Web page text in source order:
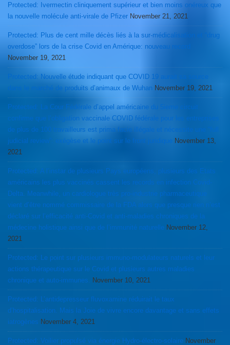
Protected: Ivermectin cliniquement supérieur et bien moins onéreux que
la nouvelle molécule anti-virale de Pfizer November 21, 2021
Protected: Plus de cent mille décès liés à la sur-médicalisation et “drug
overdose” lors de la crise Covid en Amérique: nouveau record
November 19, 2021
Protected: Nouvelle étude indiquant que COVID 19 aurait sa source
dans le marché de produits d’animaux de Wuhan November 19, 2021
Protected: La Cour Fédérale d’appel américaine du 5ieme circuit
confirme que l’obligation vaccinale COVID fédérale pour les entreprises
de plus de 100 travailleurs est prima facie illégale et nécessite une “full
judicial review”: exégèse et le point sur le front juridique
November 13,
2021
Protected: A l’instar de plusieurs Pays européens, plusieurs des Etats
américains les plus vaccinés cassent les records en infection Covid-
Delta. Meanwhile, un cardiologue très pro-industrie pharmaceutique
vient d’être nommé commissaire de la FDA alors que presque rien n’est
déclaré sur l’efficacité anti-Covid et anti-maladies chroniques de la
médecine holistique ainsi que de l’immunité naturelle November 12,
2021
Protected: Le point sur plusieurs immuno-modulateurs naturels et leur
actions thérapeutique sur le Covid et plusieurs autres maladies
chronique et auto-immunes.
November 10, 2021
Protected: L’antidepresseur fluvoxamine réduirait le taux
d’hospitalisation. Mais la Joie de vivre encore davantage et sans effets
iatrogènes November 4, 2021
Protected: Voilier propulsé via énergie Hydro-électro-solaire November